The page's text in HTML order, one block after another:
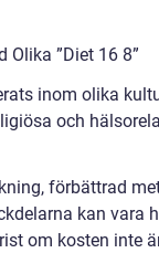
Olika ”Diet 16 8”
inom olika
och
förbättrad
kan vara
om kosten inte